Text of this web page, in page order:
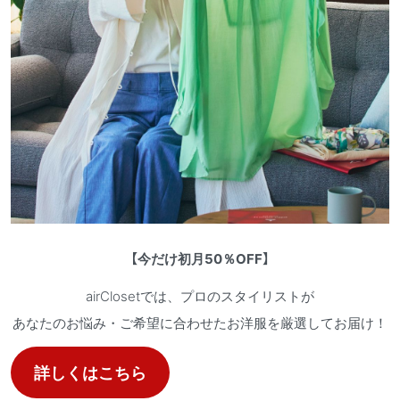
【今だけ初月50％OFF】
airClosetでは、プロのスタイリストが
あなたのお悩み・ご希望に合わせたお洋服を厳選してお届け！
詳しくはこちら